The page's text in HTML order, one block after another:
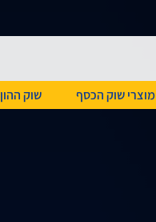
מוצרי שוק הכסף שוק ההון